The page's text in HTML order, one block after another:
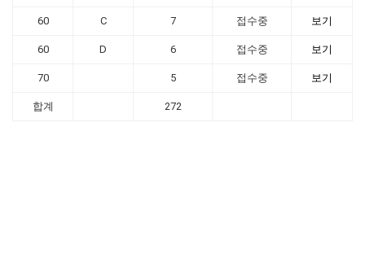
60 C 7 접수중 보기
60 D 6 접수중 보기
70 5 접수중 보기
합계 272